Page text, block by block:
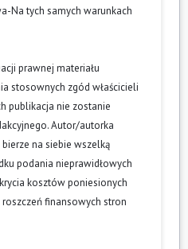
Na tych samych warunkach
prawnej materiału
stosownych zgód właścicieli
publikacja nie zostanie
Autor/autorka
na siebie wszelką
podania nieprawidłowych
kosztów poniesionych
finansowych stron